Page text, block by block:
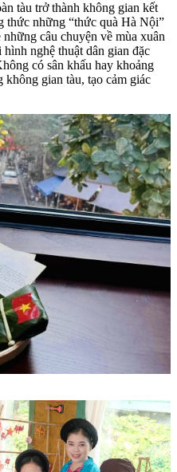
tàu trở thành không gian kết
thức những “thức quà Hà Nội”
câu chuyện về mùa xuân
nghệ thuật dân gian đặc
có sân khấu hay khoảng
không gian tàu, tạo cảm giác